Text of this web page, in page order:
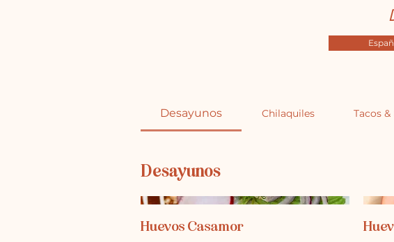
Desayunos Chilaquiles Tacos
Desayunos
Huevos Casamor